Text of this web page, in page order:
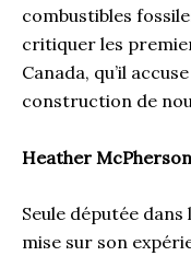
combustibles
critiquer les
Canada, qu’il
construction de
Heather McPherson
Seule députée
mise sur son